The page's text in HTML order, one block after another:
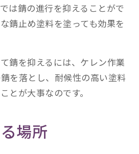
は錆の進行を抑えることがで
錆止め塗料を塗っても効果を
錆を抑えるには、ケレン作業
を落とし、耐候性の高い塗料
とが大事なのです。
場所